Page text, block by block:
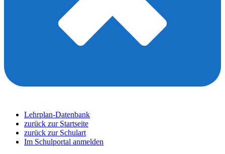
Lehrplan-Datenbank
zurück zur Startseite
zurück zur Schulart
Im Schulportal anmelden